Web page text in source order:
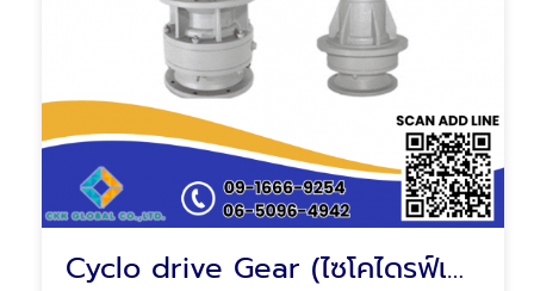
Cyclo drive Gear (ไซโคไดรฟ์เกียร์)